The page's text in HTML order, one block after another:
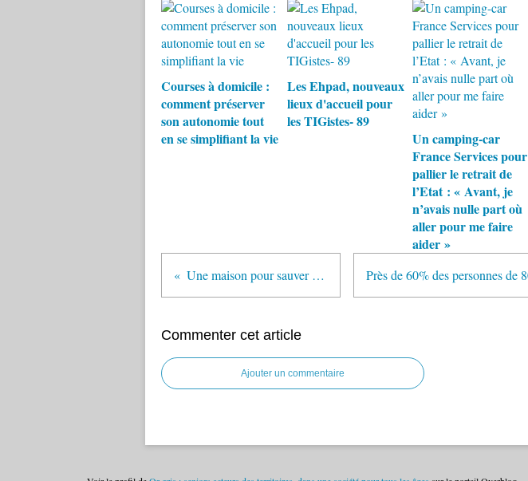
Courses à domicile :
comment préserver
son autonomie tout
en se simplifiant la vie
Les Ehpad, nouveaux
lieux d'accueil pour
les TIGistes- 89
Un camping-car
France Services pour
pallier le retrait de
l’Etat : « Avant, je
n’avais nulle part où
aller pour me faire
aider »
Une maison pour sauver la médecine en campagne
Commenter cet article
Ajouter un commentaire